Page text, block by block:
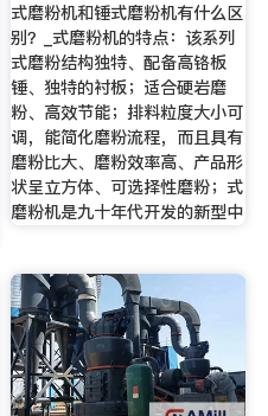
式磨粉机和锤式磨粉机有什么区
别？_式磨粉机的特点：该系列
式磨粉结构独特、配备高铬板
锤、独特的衬板；适合硬岩磨
粉、高效节能；排料粒度大小可
调，能简化磨粉流程，而且具有
磨粉比大、磨粉效率高、产品形
状呈立方体、可选择性磨粉；式
磨粉机是九十年代开发的新型中